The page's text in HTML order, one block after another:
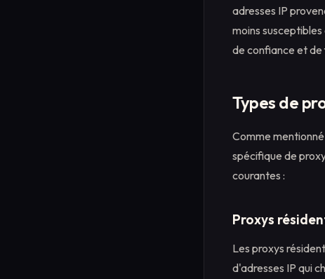
adresses IP
moins
de confiance et
Types de
Comme
spécifique de
courantes :
Proxys
Les proxys
d'adresses IP qui